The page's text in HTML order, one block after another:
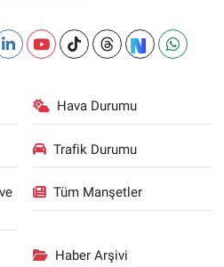
Hava Durumu
Trafik Durumu
Tüm Manşetler
Haber Arşivi